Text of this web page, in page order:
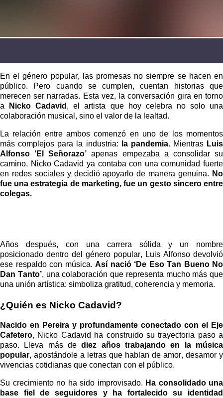
En el género popular, las promesas no siempre se hacen en
público. Pero cuando se cumplen, cuentan historias que
merecen ser narradas. Esta vez, la conversación gira en torno
a
Nicko Cadavid , el artista que hoy celebra no solo una
colaboración musical, sino el valor de la lealtad.
La relación entre ambos comenzó en uno de los momentos
más complejos para la industria:
la pandemia.Mientras Luis
Alfonso ‘El Señorazo’ apenas empezaba a consolidar su
camino, Nicko Cadavid ya contaba con una comunidad fuerte
en redes sociales y decidió apoyarlo de manera genuina. No
fue una estrategia de marketing, fue un gesto sincero entre
colegas.
Años después, con una carrera sólida y un nombre
posicionado dentro del género popular, Luis Alfonso devolvió
ese respaldo con música. Así nació ‘De Eso Tan Bueno No
Dan Tanto’, una colaboración que representa mucho más que
una unión artística: simboliza gratitud, coherencia y memoria.
¿Quién es Nicko Cadavid?
Nacido en Pereira y profundamente conectado con el Eje
Cafetero, Nicko Cadavid ha construido su trayectoria paso a
paso. Lleva más dediez años trabajando en la música
popular, apostándole a letras que hablan de amor, desamor y
vivencias cotidianas que conectan con el público.
Su crecimiento no ha sido improvisado. Ha consolidado una
base fiel de seguidores y ha fortalecido su identidad